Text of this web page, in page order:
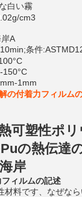
白い霧
cm3
A
条件
150°C
1mm
の付着力フィルム
可塑性ポ
の熱伝達
岸
ィルムの記述
材料です、なぜな